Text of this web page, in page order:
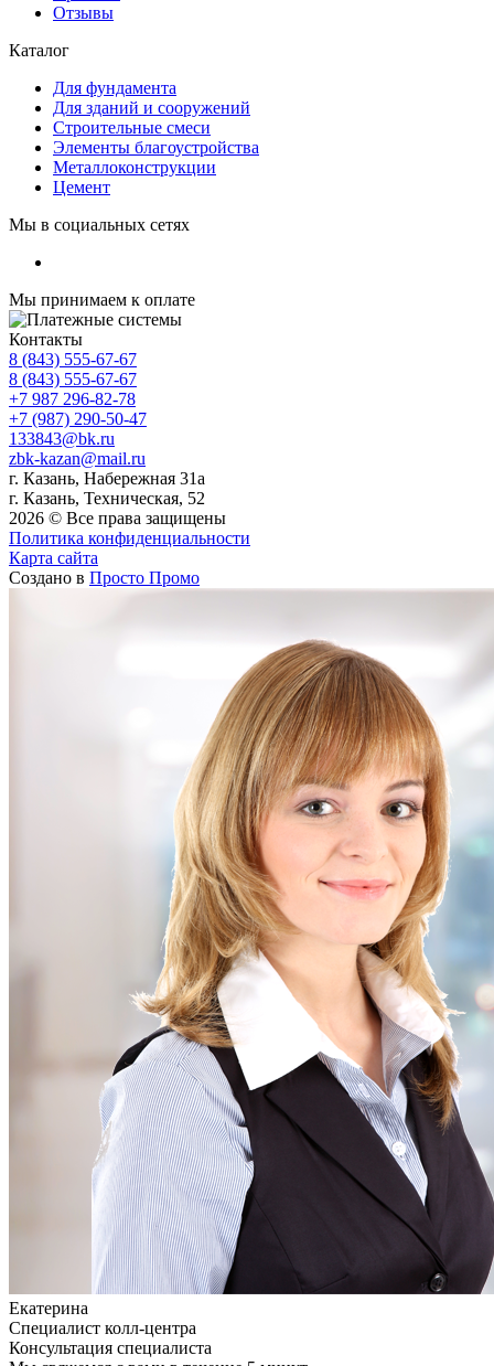
Отзывы
Каталог
Для фундамента
Для зданий и сооружений
Строительные смеси
Элементы благоустройства
Металлоконструкции
Цемент
Мы в социальных сетях
Мы принимаем к оплате
Контакты
8 (843) 555-67-67
8 (843) 555-67-67
+7 987 296-82-78
+7 (987) 290-50-47
133843@bk.ru
zbk-kazan@mail.ru
г. Казань, Набережная 31а
г. Казань, Техническая, 52
2026 © Все права защищены
Политика конфиденциальности
Карта сайта
Создано в Просто Промо
Екатерина
Специалист колл-центра
Консультация специалиста